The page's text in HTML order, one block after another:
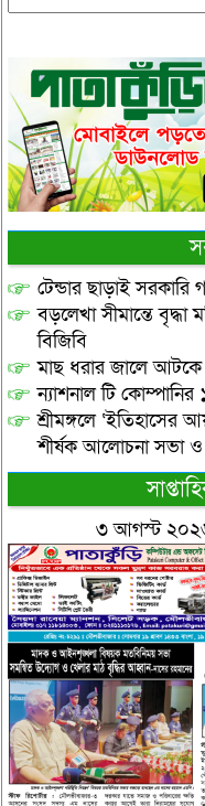
টেন্ডার ছাড়াই সরকারি
বড়লেখা সীমান্তে
বিজিবি
মাছ ধরার জালে
ন্যাশনাল টি কোম্পানির
শ্রীমঙ্গলে ‘ইতিহাসের
শীর্ষক আলোচনা সভা
৩ আগস্ট